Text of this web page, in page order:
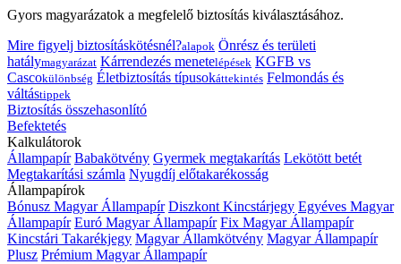
Gyors magyarázatok a megfelelő biztosítás kiválasztásához.
Mire figyelj biztosításkötésnél?alapok Önrész és területi
hatálymagyarázat Kárrendezés menetelépések KGFB vs
Cascokülönbség Életbiztosítás típusokáttekintés Felmondás és
váltástippek
Biztosítás összehasonlító
Befektetés
Kalkulátorok
Állampapír Babakötvény Gyermek megtakarítás Lekötött betét
Megtakarítási számla Nyugdíj előtakarékosság
Állampapírok
Bónusz Magyar Állampapír Diszkont Kincstárjegy Egyéves Magyar
Állampapír Euró Magyar Állampapír Fix Magyar Állampapír
Kincstári Takarékjegy Magyar Államkötvény Magyar Állampapír
Plusz Prémium Magyar Állampapír